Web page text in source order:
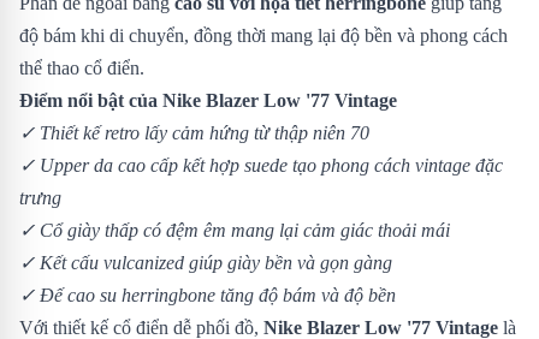
độ bám khi di chuyển, đồng thời mang lại độ bền và phong cách
thể thao cổ điển.
Điểm nổi bật của Nike Blazer Low '77 Vintage
✓ Thiết kế retro lấy cảm hứng từ thập niên 70
✓ Upper da cao cấp kết hợp suede tạo phong cách vintage đặc
trưng
✓ Cổ giày thấp có đệm êm mang lại cảm giác thoải mái
✓ Kết cấu vulcanized giúp giày bền và gọn gàng
✓ Đế cao su herringbone tăng độ bám và độ bền
Với thiết kế cổ điển dễ phối đồ, Nike Blazer Low '77 Vintage là